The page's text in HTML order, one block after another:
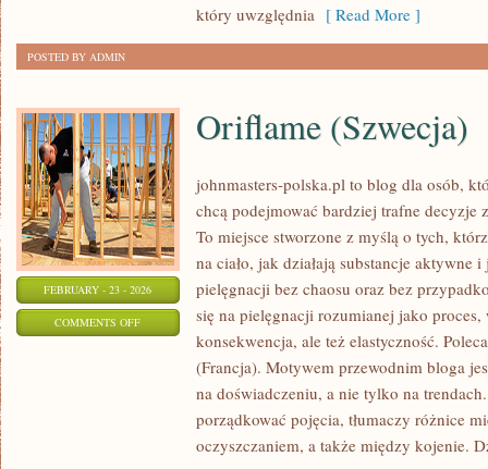
który uwzględnia [ Read More ]
POSTED BY ADMIN
FEBRUARY - 23 - 2026
COMMENTS OFFON
Oriflame (Szwecja)
johnmasters-polska.pl to blog dla osób,
chcą podejmować bardziej trafne decyzje
To miejsce stworzone z myślą o tych,
na ciało, jak działają substancje aktywne
pielęgnacji bez chaosu oraz bez
się na pielęgnacji rozumianej jako
konsekwencja, ale też elastyczność.
(Francja). Motywem przewodnim bloga
na doświadczeniu, a nie tylko na
porządkować pojęcia, tłumaczy różnice
oczyszczaniem, a także między kojenie.